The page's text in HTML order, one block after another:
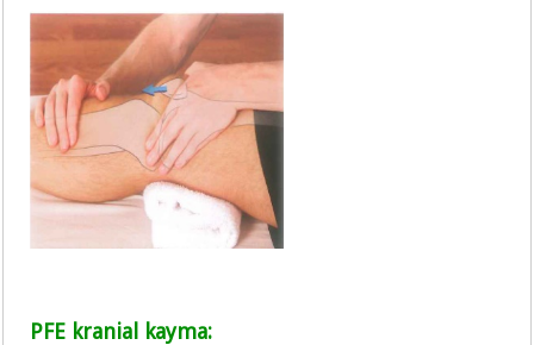
PFE kranial kayma: